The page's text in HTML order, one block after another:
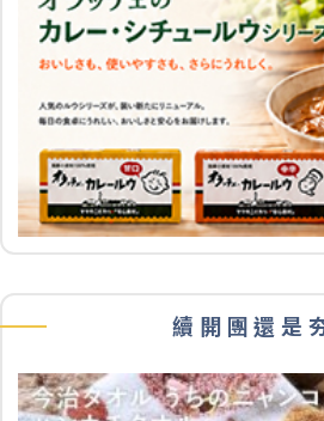
續開團還是